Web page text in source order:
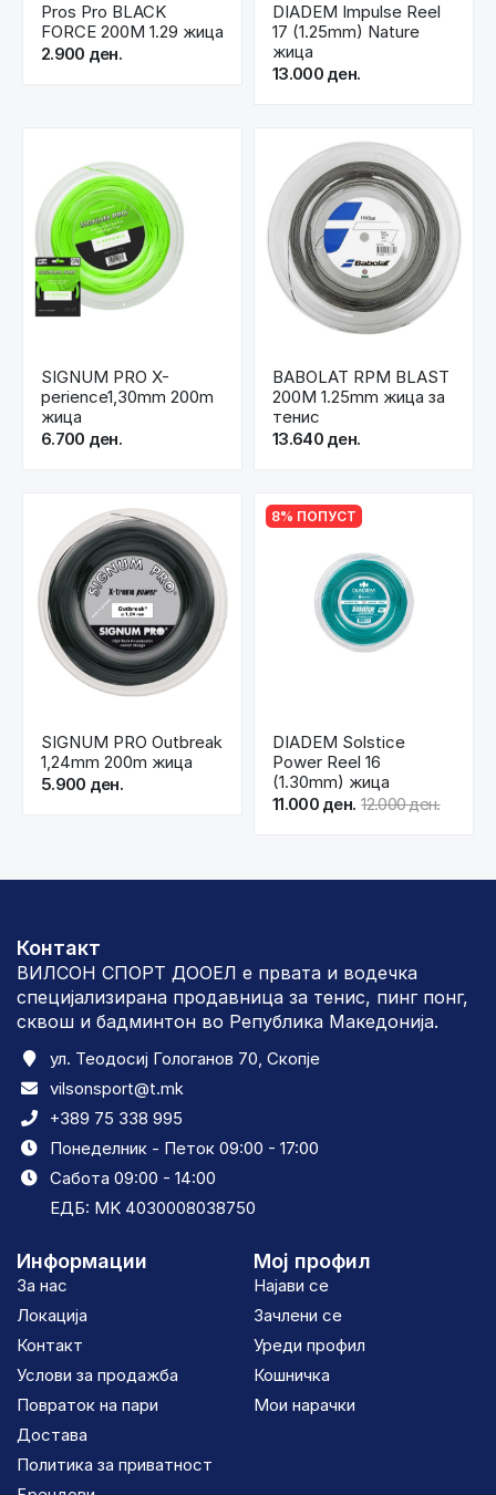
Pros Pro BLACK
FORCE 200M 1.29 жица
2.900 ден.
DIADEM Impulse Reel
17 (1.25mm) Nature
жица
13.000 ден.
SIGNUM PRO X-
perience1,30mm 200m
жица
6.700 ден.
BABOLAT RPM BLAST
200M 1.25mm жица за
тенис
13.640 ден.
SIGNUM PRO Outbreak
1,24mm 200m жица
5.900 ден.
8% ПОПУСТ
DIADEM Solstice
Power Reel 16
(1.30mm) жица
11.000 ден. 12.000 ден.
Контакт
ВИЛСОН СПОРТ ДООЕЛ е првата и водечка
специјализирана продавница за тенис, пинг понг,
сквош и бадминтон во Република Македонија.
ул. Теодосиј Гологанов 70, Скопје
vilsonsport@t.mk
+389 75 338 995
Понеделник - Петок 09:00 - 17:00
Сабота 09:00 - 14:00
ЕДБ: MK 4030008038750
Информации
За нас
Локација
Контакт
Услови за продажба
Повраток на пари
Достава
Политика за приватност
Мој профил
Најави се
Зачлени се
Уреди профил
Кошничка
Мои нарачки